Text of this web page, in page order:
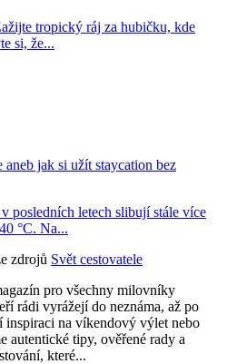
tropický ráj za hubičku, kde
si, že...
jak si užít staycation bez
posledních letech slibují stále více
°C. Na...
zdrojů Svět cestovatele
pro všechny milovníky
rádi vyrážejí do neznáma, až po
inspiraci na víkendový výlet nebo
autentické tipy, ověřené rady a
které...